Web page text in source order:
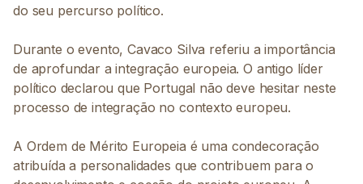
do seu percurso político.
Durante o evento, Cavaco Silva referiu a importância
de aprofundar a integração europeia. O antigo líder
político declarou que Portugal não deve hesitar neste
processo de integração no contexto europeu.
A Ordem de Mérito Europeia é uma condecoração
atribuída a personalidades que contribuem para o